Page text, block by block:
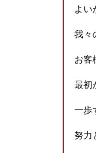
よい
我々
お客
最初
一歩
努力